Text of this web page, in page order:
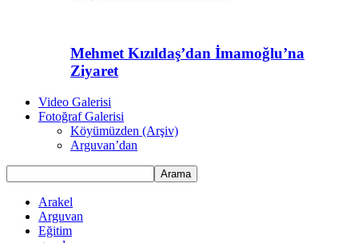
Mehmet Kızıldaş’dan İmamoğlu’na
Ziyaret
Video Galerisi
Fotoğraf Galerisi
Köyümüzden (Arşiv)
Arguvan’dan
Arakel
Arguvan
Eğitim